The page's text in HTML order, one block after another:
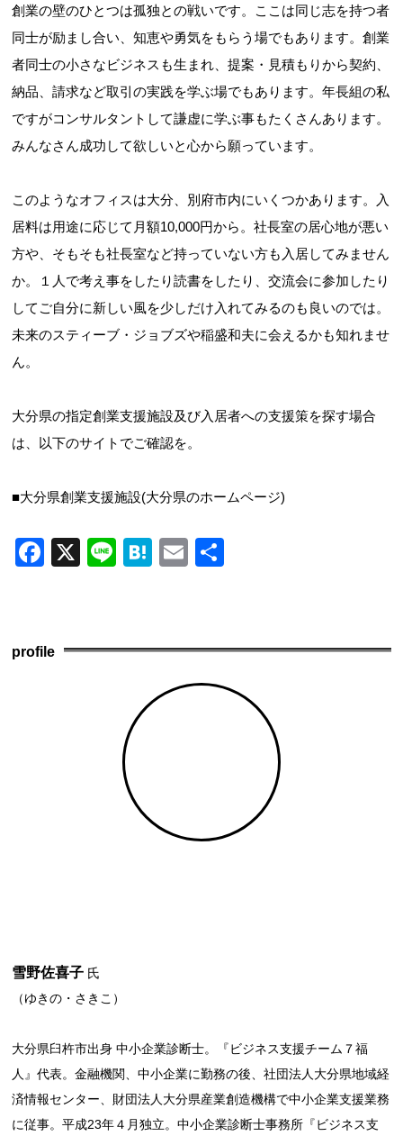
創業の壁のひとつは孤独との戦いです。ここは同じ志を持つ者
同士が励まし合い、知恵や勇気をもらう場でもあります。創業
者同士の小さなビジネスも生まれ、提案・見積もりから契約、
納品、請求など取引の実践を学ぶ場でもあります。年長組の私
ですがコンサルタントして謙虚に学ぶ事もたくさんあります。
みんなさん成功して欲しいと心から願っています。
このようなオフィスは大分、別府市内にいくつかあります。入
居料は用途に応じて月額10,000円から。社長室の居心地が悪い
方や、そもそも社長室など持っていない方も入居してみません
か。１人で考え事をしたり読書をしたり、交流会に参加したり
してご自分に新しい風を少しだけ入れてみるのも良いのでは。
未来のスティーブ・ジョブズや稲盛和夫に会えるかも知れませ
ん。
大分県の指定創業支援施設及び入居者への支援策を探す場合
は、以下のサイトでご確認を。
■大分県創業支援施設(大分県のホームページ)
F
e
b
X
Li
H
E
profile
雪野佐喜子 氏
（ゆきの・さきこ）
大分県臼杵市出身 中小企業診断士。『ビジネス支援チーム７福
人』代表。金融機関、中小企業に勤務の後、社団法人大分県地域経
済情報センター、財団法人大分県産業創造機構で中小企業支援業務
に従事。平成23年４月独立。中小企業診断士事務所『ビジネス支